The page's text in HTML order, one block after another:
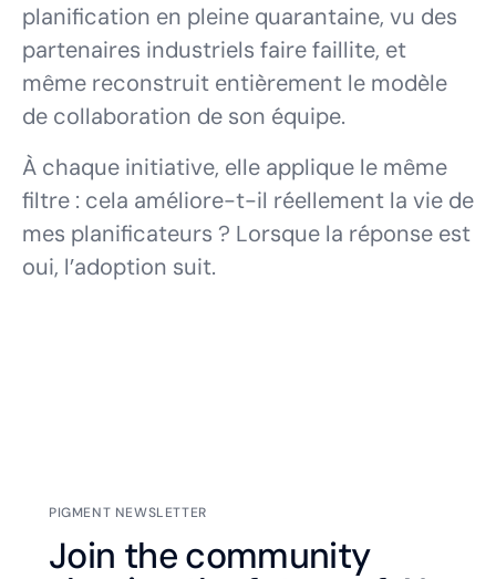
planification en pleine quarantaine, vu des
partenaires industriels faire faillite, et
même reconstruit entièrement le modèle
de collaboration de son équipe.
À chaque initiative, elle applique le même
filtre : cela améliore-t-il réellement la vie de
mes planificateurs ? Lorsque la réponse est
oui, l’adoption suit.
PIGMENT NEWSLETTER
Join the community